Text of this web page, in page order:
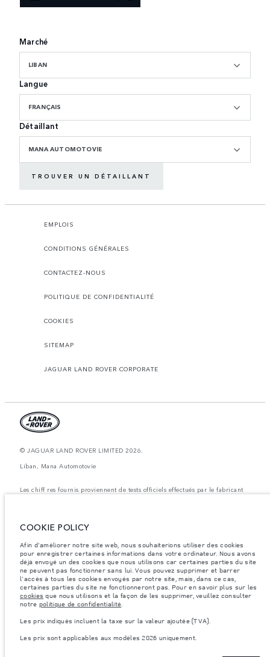
Marché
LIBAN
Langue
FRANÇAIS
Détaillant
MANA AUTOMOTOVIE
TROUVER UN DÉTAILLANT
EMPLOIS
CONDITIONS GÉNÉRALES
CONTACTEZ-NOUS
POLITIQUE DE CONFIDENTIALITÉ
COOKIES
SITEMAP
JAGUAR LAND ROVER CORPORATE
© JAGUAR LAND ROVER LIMITED 2026.
Liban, Mana Automotovie
Les chiff res fournis proviennent de tests officiels effectués par le fabricant
conformément å la législation européenne en vigueur. La consommation
configurateur peuvent varier d'un marché à l'autre et ne comprennent pas
la disponibilité et les prix.
Les poids indiqués correspondent à des spécifications de véhicule standard.
Les accessoires et autres éléments montés après le point de fabrication
affecteront la charge utile. Assurez-vous que le poids total en charge du
véhicule, les charges maximales par essieu et la charge utile ne sont pas
dépassés lorsque vous chargez des accessoires, des occupants, des liquides
et des carburants.
mondiale de semi-conducteurs affecte actuellement les spécifications de
construction. Cette situation s’avère très fluctuante, et par conséquent, les
COOKIE POLICY
Afin d'améliorer notre site web, nous souhaiterions utiliser des cookies
pour enregistrer certaines informations dans votre ordinateur. Nous avons
déjà envoyé un des cookies que nous utilisons car certaines parties du site
ne peuvent pas fonctionner sans lui. Vous pouvez supprimer et barrer
l'accès à tous les cookies envoyés par notre site, mais, dans ce cas,
certaines parties du site ne fonctionneront pas. Pour en savoir plus sur les
cookies que nous utilisons et la façon de les supprimer, veuillez consulter
notre politique de confidentialité.
Les prix indiqués incluent la taxe sur la valeur ajoutée (TVA).
Les prix sont applicables aux modèles 2026 uniquement.